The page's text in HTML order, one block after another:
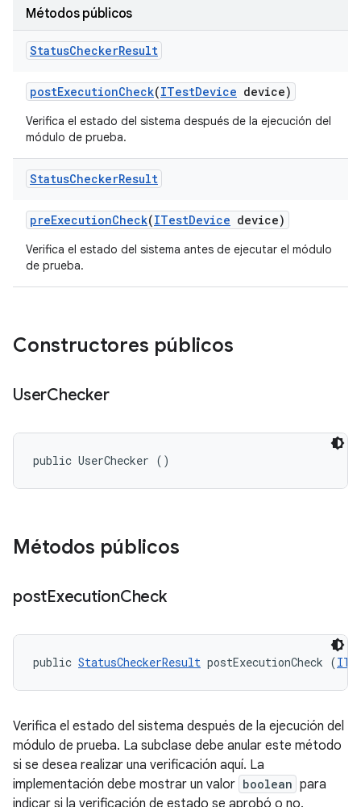
Métodos públicos
StatusCheckerResult
postExecutionCheck(ITestDevice device)
Verifica el estado del sistema después de la ejecución del
módulo de prueba.
StatusCheckerResult
preExecutionCheck(ITestDevice device)
Verifica el estado del sistema antes de ejecutar el módulo
de prueba.
Constructores públicos
UserChecker
public UserChecker ()
Métodos públicos
postExecutionCheck
public StatusCheckerResult postExecutionCheck (
Verifica el estado del sistema después de la ejecución del
módulo de prueba. La subclase debe anular este método
si se desea realizar una verificación aquí. La
implementación debe mostrar un valor boolean para
indicar si la verificación de estado se aprobó o no.